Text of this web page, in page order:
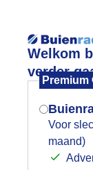
Welkom
verder
Premium
Voor
maand)
Foto